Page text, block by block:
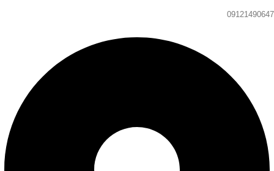
09121490647